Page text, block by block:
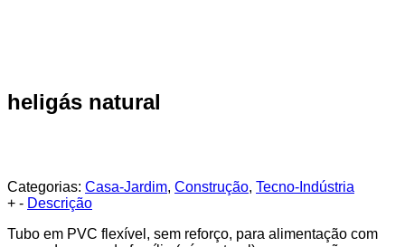
heligás natural
Categorias: Casa-Jardim, Construção, Tecno-Indústria
+ - Descrição
Tubo em PVC flexível, sem reforço, para alimentação com